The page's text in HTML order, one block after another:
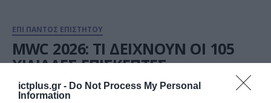
ictplus.gr - Do Not Process My Personal
Information
ΕΠΙ ΠΑΝΤΟΣ ΕΠΙΣΤΗΤΟΥ
MWC 2026: ΤΙ ΔΕΙΧΝΟΥΝ ΟΙ 105
ΧΙΛΙΑΔΕΣ ΕΠΙΣΚΕΠΤΕΣ
06.03.2026